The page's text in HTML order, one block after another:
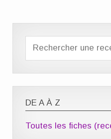
DE A À Z
Toutes les fiches